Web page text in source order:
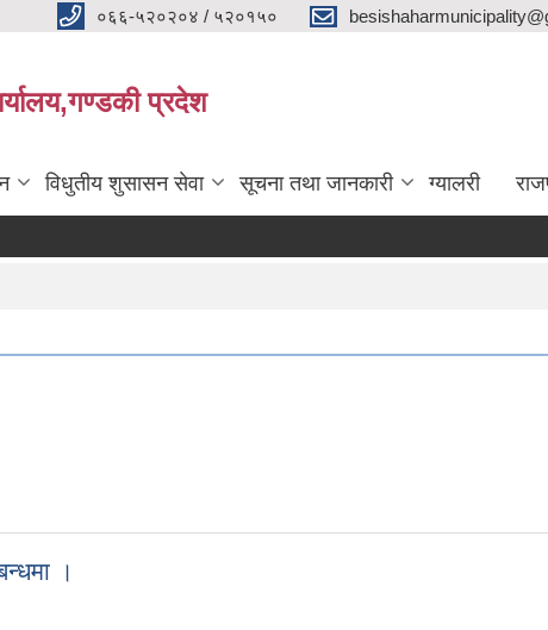
०६६-५२०२०४ / ५२०१५०
प्रदेश
विधुतीय शुसासन सेवा सूचना तथा जानकारी ग्यालरी
।